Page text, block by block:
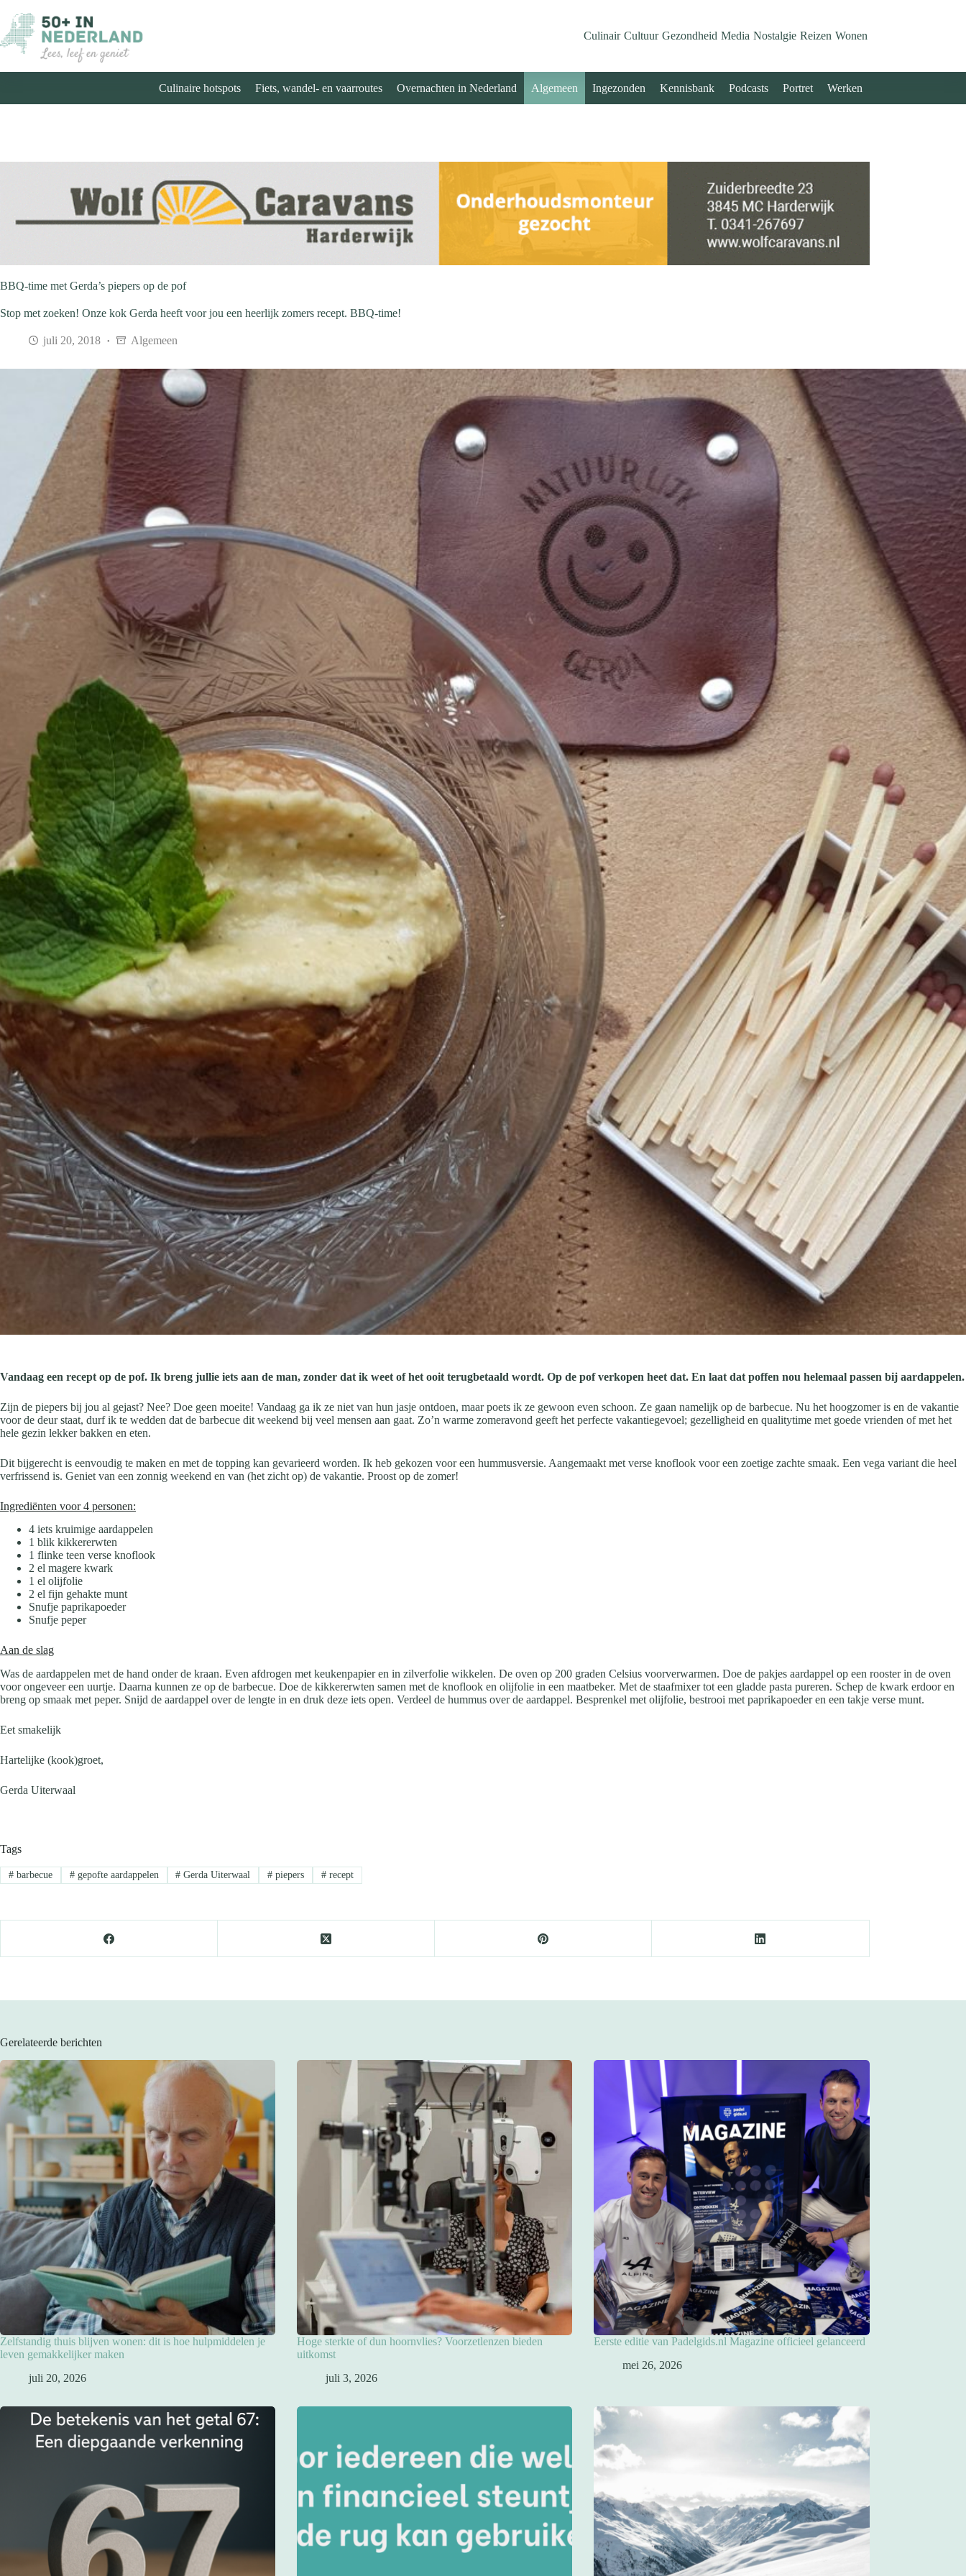
naar
de
inhoud
Culinair Cultuur Gezondheid Media Nostalgie Reizen Wonen
Culinaire hotspots Fiets, wandel- en vaarroutes Overnachten in Nederland Algemeen Ingezonden Kennisbank Podcasts Portret Werken
BBQ-time met Gerda’s piepers op de pof
Stop met zoeken! Onze kok Gerda heeft voor jou een heerlijk zomers recept. BBQ-time!
juli 20, 2018 Algemeen
Vandaag een recept op de pof. Ik breng jullie iets aan de man, zonder dat ik weet of het ooit terugbetaald wordt. Op de pof verkopen heet dat. En laat dat poffen nou helemaal passen bij aardappelen.
Zijn de piepers bij jou al gejast? Nee? Doe geen moeite! Vandaag ga ik ze niet van hun jasje ontdoen, maar poets ik ze gewoon even schoon. Ze gaan namelijk op de barbecue. Nu het hoogzomer is en de vakantie
voor de deur staat, durf ik te wedden dat de barbecue dit weekend bij veel mensen aan gaat. Zo’n warme zomeravond geeft het perfecte vakantiegevoel; gezelligheid en qualitytime met goede vrienden of met het
hele gezin lekker bakken en eten.
Dit bijgerecht is eenvoudig te maken en met de topping kan gevarieerd worden. Ik heb gekozen voor een hummusversie. Aangemaakt met verse knoflook voor een zoetige zachte smaak. Een vega variant die heel
verfrissend is. Geniet van een zonnig weekend en van (het zicht op) de vakantie. Proost op de zomer!
Ingrediënten voor 4 personen:
4 iets kruimige aardappelen
1 blik kikkererwten
1 flinke teen verse knoflook
2 el magere kwark
1 el olijfolie
2 el fijn gehakte munt
Snufje paprikapoeder
Snufje peper
Aan de slag
Was de aardappelen met de hand onder de kraan. Even afdrogen met keukenpapier en in zilverfolie wikkelen. De oven op 200 graden Celsius voorverwarmen. Doe de pakjes aardappel op een rooster in de oven
voor ongeveer een uurtje. Daarna kunnen ze op de barbecue. Doe de kikkererwten samen met de knoflook en olijfolie in een maatbeker. Met de staafmixer tot een gladde pasta pureren. Schep de kwark erdoor en
breng op smaak met peper. Snijd de aardappel over de lengte in en druk deze iets open. Verdeel de hummus over de aardappel. Besprenkel met olijfolie, bestrooi met paprikapoeder en een takje verse munt.
Eet smakelijk
Hartelijke (kook)groet,
Gerda Uiterwaal
Tags
#barbecue #gepofte aardappelen # Gerda Uiterwaal # piepers # recept
Gerelateerde berichten
Zelfstandig thuis blijven wonen: dit is hoe hulpmiddelen je
leven gemakkelijker maken
juli 20, 2026
Hoge sterkte of dun hoornvlies? Voorzetlenzen bieden
uitkomst
juli 3, 2026
Eerste editie van Padelgids.nl Magazine officieel gelanceerd
mei 26, 2026